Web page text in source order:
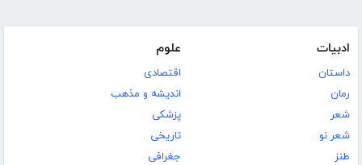
ادبیات
داستان
رمان
شعر
شعر نو
طنز
علوم
اقتصادی
اندیشه و مذهب
پزشکی
تاریخی
جغرافی